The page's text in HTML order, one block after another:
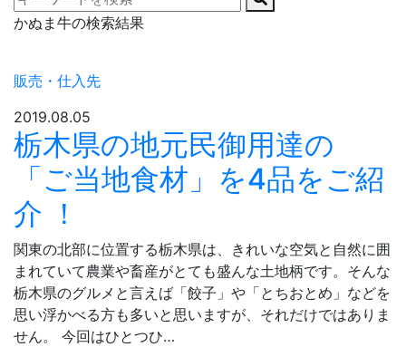
かぬま牛の検索結果
販売・仕入先
2019.08.05
栃木県の地元民御用達の
「ご当地食材」を4品をご紹
介 ！
関東の北部に位置する栃木県は、きれいな空気と自然に囲
まれていて農業や畜産がとても盛んな土地柄です。そんな
栃木県のグルメと言えば「餃子」や「とちおとめ」などを
思い浮かべる方も多いと思いますが、それだけではありま
せん。 今回はひとつひ…